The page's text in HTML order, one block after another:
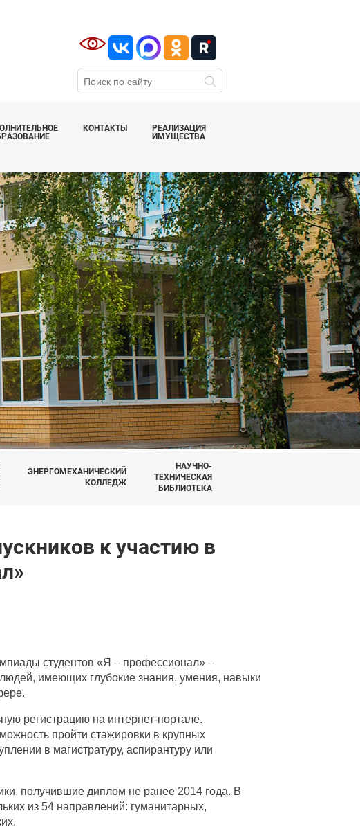
КОНТАКТЫ
РЕАЛИЗАЦИЯ
ИМУЩЕСТВА
ЭНЕРГОМЕХАНИЧЕСКИЙ
КОЛЛЕДЖ
НАУЧНО-
ТЕХНИЧЕСКАЯ
БИБЛИОТЕКА
к участию в
студентов «Я – профессионал» –
имеющих глубокие знания, умения, навыки
регистрацию на интернет-портале.
пройти стажировки в крупных
в магистратуру, аспирантуру или
получившие диплом не ранее 2014 года. В
из 54 направлений: гуманитарных,